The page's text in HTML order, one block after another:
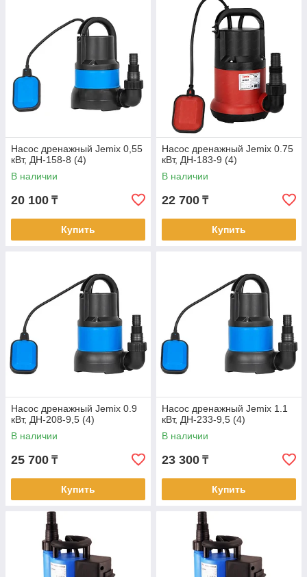
Насос дренажный Jemix 0,55
кВт, ДН-158-8 (4)
В наличии
20 100 ₸
Купить
Насос дренажный Jemix 0.75
кВт, ДН-183-9 (4)
В наличии
22 700 ₸
Купить
Насос дренажный Jemix 0.9
кВт, ДН-208-9,5 (4)
В наличии
25 700 ₸
Купить
Насос дренажный Jemix 1.1
кВт, ДН-233-9,5 (4)
В наличии
23 300 ₸
Купить